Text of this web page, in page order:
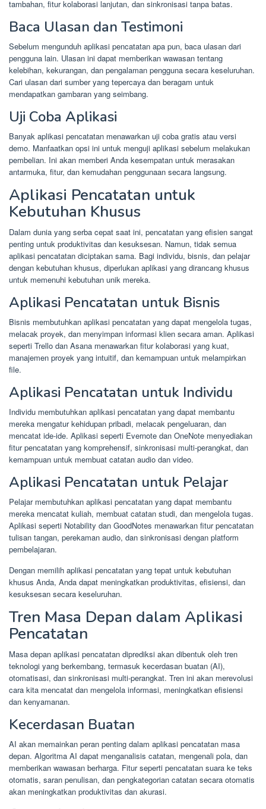
tambahan, fitur kolaborasi lanjutan, dan sinkronisasi tanpa batas.
Baca Ulasan dan Testimoni
Sebelum mengunduh aplikasi pencatatan apa pun, baca ulasan dari
pengguna lain. Ulasan ini dapat memberikan wawasan tentang
kelebihan, kekurangan, dan pengalaman pengguna secara keseluruhan.
Cari ulasan dari sumber yang tepercaya dan beragam untuk
mendapatkan gambaran yang seimbang.
Uji Coba Aplikasi
Banyak aplikasi pencatatan menawarkan uji coba gratis atau versi
demo. Manfaatkan opsi ini untuk menguji aplikasi sebelum melakukan
pembelian. Ini akan memberi Anda kesempatan untuk merasakan
antarmuka, fitur, dan kemudahan penggunaan secara langsung.
Aplikasi Pencatatan untuk
Kebutuhan Khusus
Dalam dunia yang serba cepat saat ini, pencatatan yang efisien sangat
penting untuk produktivitas dan kesuksesan. Namun, tidak semua
aplikasi pencatatan diciptakan sama. Bagi individu, bisnis, dan pelajar
dengan kebutuhan khusus, diperlukan aplikasi yang dirancang khusus
untuk memenuhi kebutuhan unik mereka.
Aplikasi Pencatatan untuk Bisnis
Bisnis membutuhkan aplikasi pencatatan yang dapat mengelola tugas,
melacak proyek, dan menyimpan informasi klien secara aman. Aplikasi
seperti Trello dan Asana menawarkan fitur kolaborasi yang kuat,
manajemen proyek yang intuitif, dan kemampuan untuk melampirkan
file.
Aplikasi Pencatatan untuk Individu
Individu membutuhkan aplikasi pencatatan yang dapat membantu
mereka mengatur kehidupan pribadi, melacak pengeluaran, dan
mencatat ide-ide. Aplikasi seperti Evernote dan OneNote menyediakan
fitur pencatatan yang komprehensif, sinkronisasi multi-perangkat, dan
kemampuan untuk membuat catatan audio dan video.
Aplikasi Pencatatan untuk Pelajar
Pelajar membutuhkan aplikasi pencatatan yang dapat membantu
mereka mencatat kuliah, membuat catatan studi, dan mengelola tugas.
Aplikasi seperti Notability dan GoodNotes menawarkan fitur pencatatan
tulisan tangan, perekaman audio, dan sinkronisasi dengan platform
pembelajaran.
Dengan memilih aplikasi pencatatan yang tepat untuk kebutuhan
khusus Anda, Anda dapat meningkatkan produktivitas, efisiensi, dan
kesuksesan secara keseluruhan.
Tren Masa Depan dalam Aplikasi
Pencatatan
Masa depan aplikasi pencatatan diprediksi akan dibentuk oleh tren
teknologi yang berkembang, termasuk kecerdasan buatan (AI),
otomatisasi, dan sinkronisasi multi-perangkat. Tren ini akan merevolusi
cara kita mencatat dan mengelola informasi, meningkatkan efisiensi
dan kenyamanan.
Kecerdasan Buatan
AI akan memainkan peran penting dalam aplikasi pencatatan masa
depan. Algoritma AI dapat menganalisis catatan, mengenali pola, dan
memberikan wawasan berharga. Fitur seperti pencatatan suara ke teks
otomatis, saran penulisan, dan pengkategorian catatan secara otomatis
akan meningkatkan produktivitas dan akurasi.